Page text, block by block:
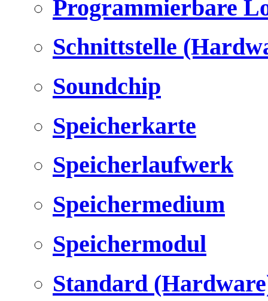
Programmierbare
Schnittstelle
Soundchip
Speicherkarte
Speicherlaufwerk
Speichermedium
Speichermodul
Standard